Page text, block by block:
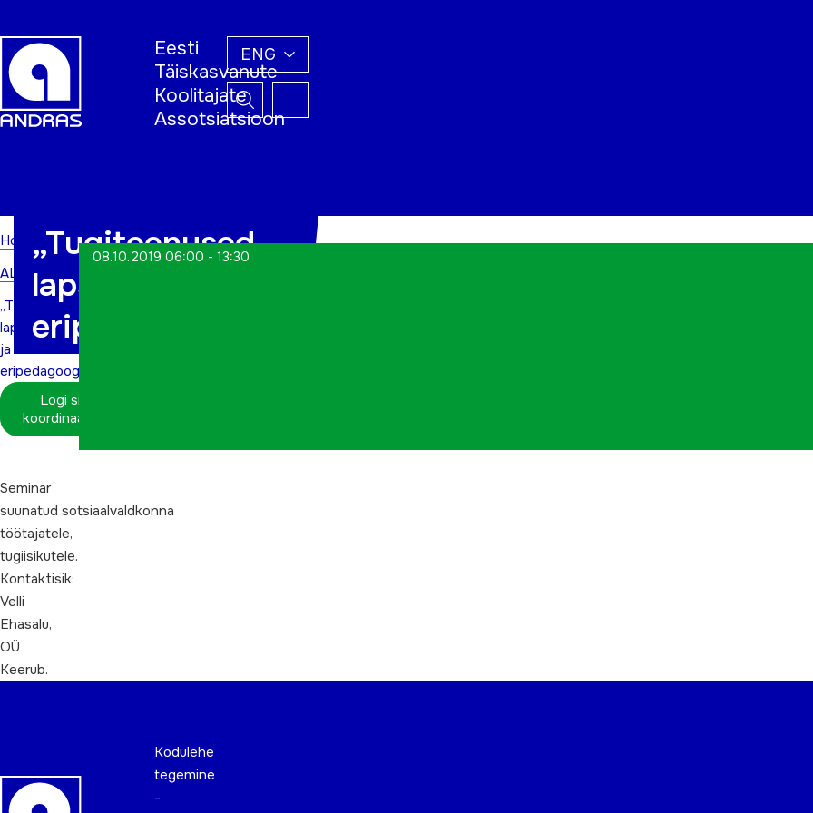
Eesti
Täiskasvanute
Koolitajate
Assotsiatsioon
ENG
Home
ALWs
„Tugiteenused
lapsele
ja
eripedagoogika“
Logi sisse
koordinaatorina
„Tugiteenused
lapsele ja
eripedagoogika“
08.10.2019 06:00 - 13:30
Seminar
suunatud sotsiaalvaldkonna
töötajatele,
tugiisikutele.
Kontaktisik:
Velli
Ehasalu,
OÜ
Keerub.
Kodulehe
tegemine
-